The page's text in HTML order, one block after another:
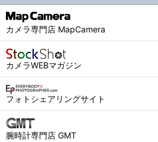
カメラ専門店 MapCamera
カメラWEBマガジン
フォトシェアリングサイト
腕時計専門店 GMT